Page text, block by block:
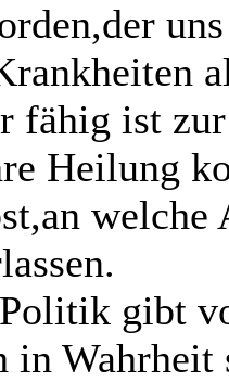
fähig ist
Heilung
gibt
in